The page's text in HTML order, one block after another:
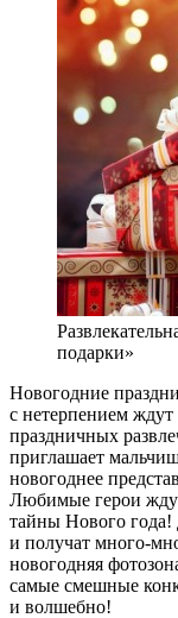
подарки»
Новогодние
с нетерпением
праздничных
приглашает
новогоднее
Любимые герои ждут
тайны Нового года!
и получат много-
новогодняя
самые смешные
и волшебно!